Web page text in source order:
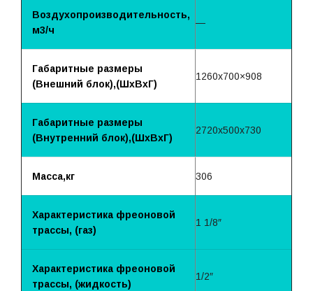
Воздухопроизводительность,
м3/ч
—
Габаритные размеры
(Внешний блок),(ШхВхГ)
1260х700×908
Габаритные размеры
(Внутренний блок),(ШхВхГ)
2720х500х730
Масса,кг 306
Характеристика фреоновой
трассы, (газ)
1 1/8″
Характеристика фреоновой
трассы, (жидкость)
1/2″